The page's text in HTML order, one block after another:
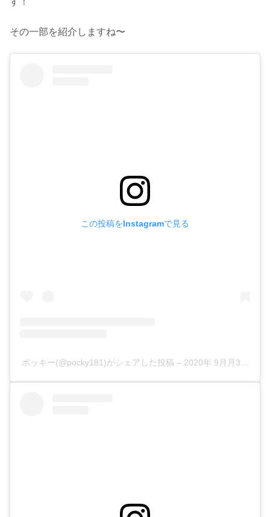
その一部を紹介しますね〜
この投稿をInstagramで見る
ポッキー(@pocky181)がシェアした投稿 – 2020年 9月月3日午前